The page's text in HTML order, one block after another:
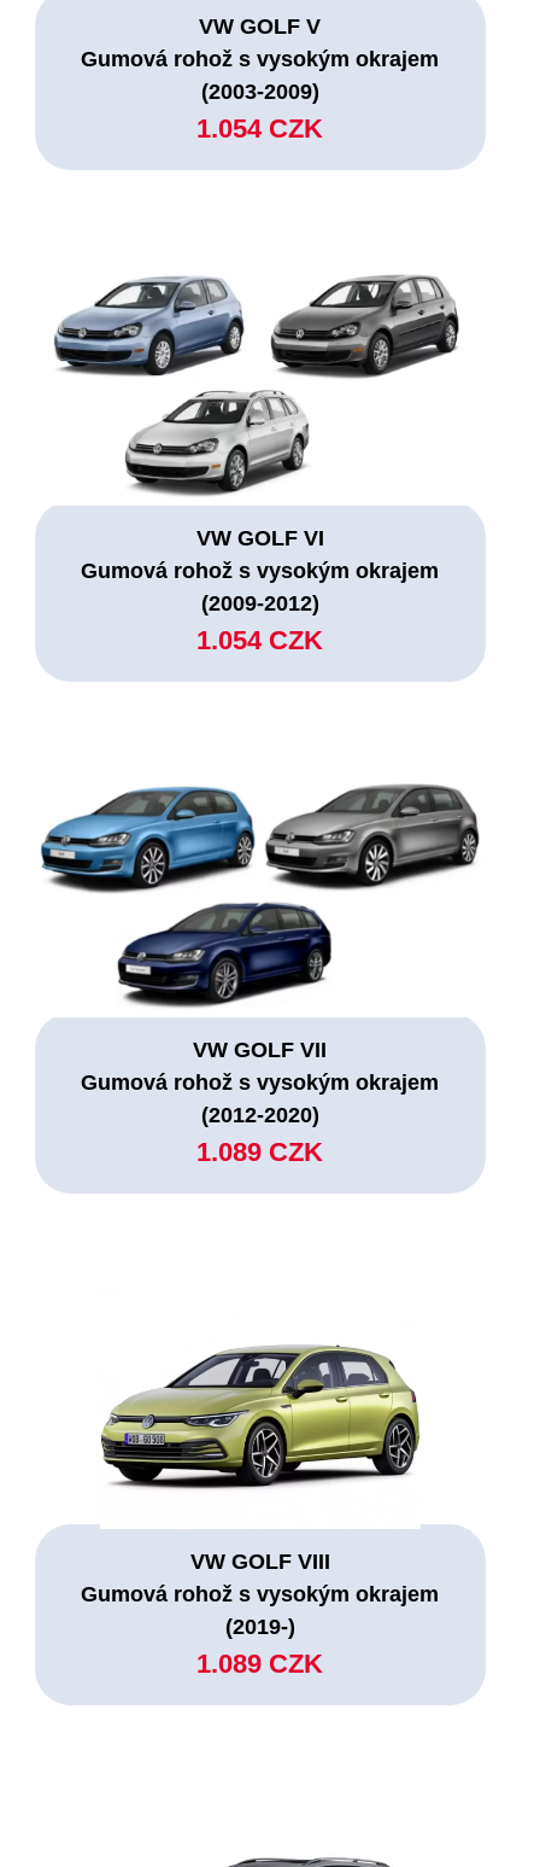
VW GOLF V
Gumová rohož s vysokým okrajem
(2003-2009)
1.054 CZK
VW GOLF VI
Gumová rohož s vysokým okrajem
(2009-2012)
1.054 CZK
VW GOLF VII
Gumová rohož s vysokým okrajem
(2012-2020)
1.089 CZK
VW GOLF VIII
Gumová rohož s vysokým okrajem
(2019-)
1.089 CZK